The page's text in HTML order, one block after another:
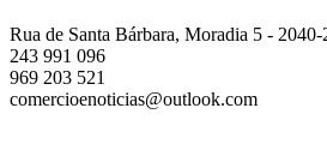
Rua de Santa Bárbara, Moradia 5 -
243 991 096
969 203 521
comercioenoticias@outlook.com